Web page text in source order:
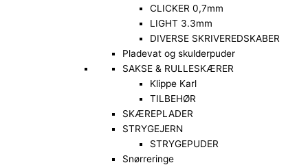
CLICKER 0,7mm
LIGHT 3.3mm
DIVERSE SKRIVEREDSKABER
Pladevat og skulderpuder
SAKSE & RULLESKÆRER
Klippe Karl
TILBEHØR
SKÆREPLADER
STRYGEJERN
STRYGEPUDER
Snørreringe